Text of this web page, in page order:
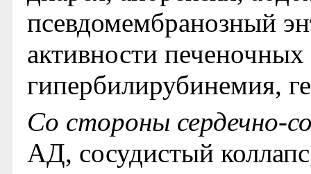
псевдомембранозный
активности
гипербилирубинемия,
Со стороны сердечно-
АД, сосудистый